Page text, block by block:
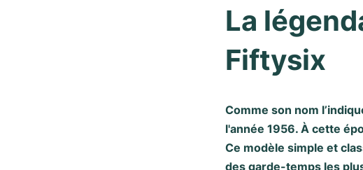
La
Fiftysix
Comme son nom
l'année 1956. À cette
Ce modèle simple et
des garde-temps les